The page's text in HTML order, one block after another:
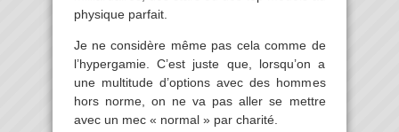
physique parfait.
Je ne considère même pas cela comme de
l’hypergamie. C’est juste que, lorsqu’on a
une multitude d’options avec des hommes
hors norme, on ne va pas aller se mettre
avec un mec « normal » par charité.